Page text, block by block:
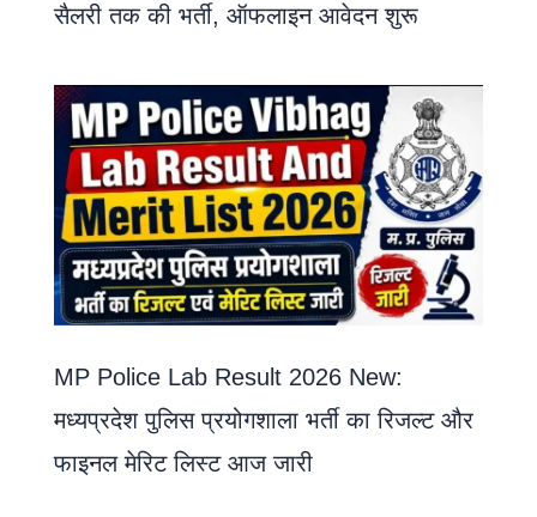
सैलरी तक की भर्ती, ऑफलाइन आवेदन शुरू
MP Police Lab Result 2026 New:
मध्यप्रदेश पुलिस प्रयोगशाला भर्ती का रिजल्ट और
फाइनल मेरिट लिस्ट आज जारी